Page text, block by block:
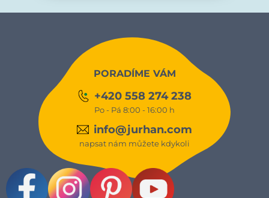
PORADÍME VÁM
+420 558 274 238
Po - Pá 8:00 - 16:00 h
info@jurhan.com
napsat nám můžete kdykoli